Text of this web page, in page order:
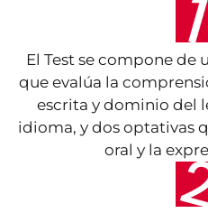
El Test se compone
que evalúa la
escrita y dominio del
idioma, y dos optativas
oral y la